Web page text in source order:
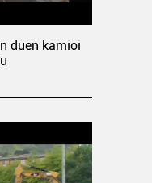
duen kamioi